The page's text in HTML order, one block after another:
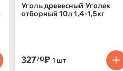
Уголь древесный Уголек
отборный 10л 1,4-1,5кг
32770₽ 1 шт